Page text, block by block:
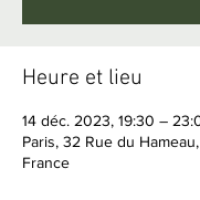
Heure et lieu
14 déc. 2023, 19:30 –
Paris, 32 Rue du
France